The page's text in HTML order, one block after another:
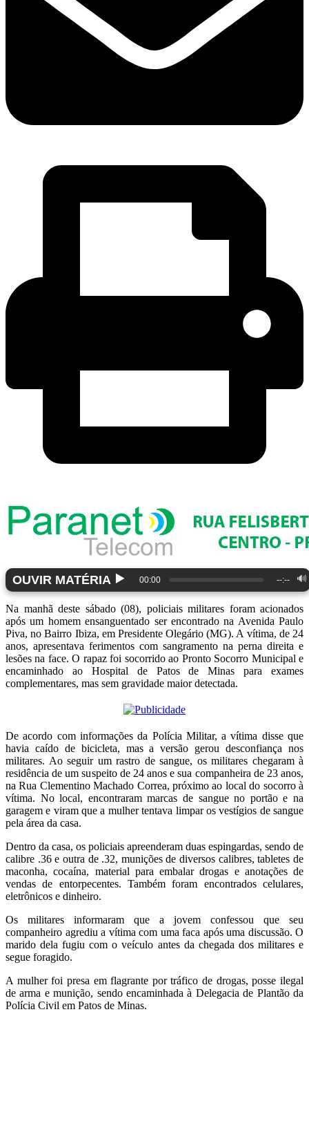
OUVIR MATÉRIA ▶️ 00:00 --:-- 🔊
Na manhã deste sábado (08), policiais militares foram acionados
após um homem ensanguentado ser encontrado na Avenida Paulo
Piva, no Bairro Ibiza, em Presidente Olegário (MG). A vítima, de 24
anos, apresentava ferimentos com sangramento na perna direita e
lesões na face. O rapaz foi socorrido ao Pronto Socorro Municipal e
encaminhado ao Hospital de Patos de Minas para exames
complementares, mas sem gravidade maior detectada.
De acordo com informações da Polícia Militar, a vítima disse que
havia caído de bicicleta, mas a versão gerou desconfiança nos
militares. Ao seguir um rastro de sangue, os militares chegaram à
residência de um suspeito de 24 anos e sua companheira de 23 anos,
na Rua Clementino Machado Correa, próximo ao local do socorro à
vítima. No local, encontraram marcas de sangue no portão e na
garagem e viram que a mulher tentava limpar os vestígios de sangue
pela área da casa.
Dentro da casa, os policiais apreenderam duas espingardas, sendo de
calibre .36 e outra de .32, munições de diversos calibres, tabletes de
maconha, cocaína, material para embalar drogas e anotações de
vendas de entorpecentes. Também foram encontrados celulares,
eletrônicos e dinheiro.
Os militares informaram que a jovem confessou que seu
companheiro agrediu a vítima com uma faca após uma discussão. O
marido dela fugiu com o veículo antes da chegada dos militares e
segue foragido.
A mulher foi presa em flagrante por tráfico de drogas, posse ilegal
de arma e munição, sendo encaminhada à Delegacia de Plantão da
Polícia Civil em Patos de Minas.